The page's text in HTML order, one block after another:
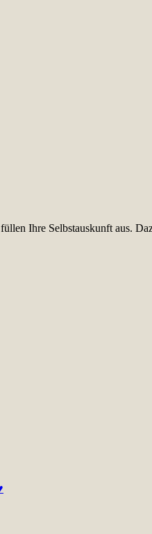
Ihre Selbstauskunft aus.